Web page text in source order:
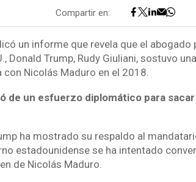
Compartir en:
un informe que revela que el abogado
Donald Trump, Rudy Giuliani, sostuvo una
Nicolás Maduro en el 2018.
de un esfuerzo diplomático para
ha mostrado su respaldo al
estadounidense se ha intentado
de Nicolás Maduro.